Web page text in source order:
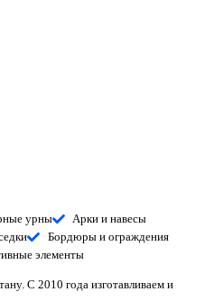
урны
Арки и навесы
Бордюры и ограждения
элементы
C 2010 года изготавливаем и